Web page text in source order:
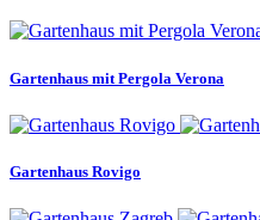
Gartenhaus mit Pergola Verona
Gartenhaus Rovigo